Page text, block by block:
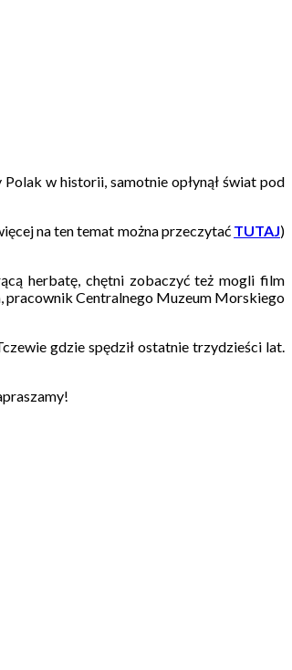
w historii, samotnie opłynął świat pod
na ten temat można przeczytać TUTAJ)
herbatę, chętni zobaczyć też mogli film
pracownik Centralnego Muzeum Morskiego
gdzie spędził ostatnie trzydzieści lat.